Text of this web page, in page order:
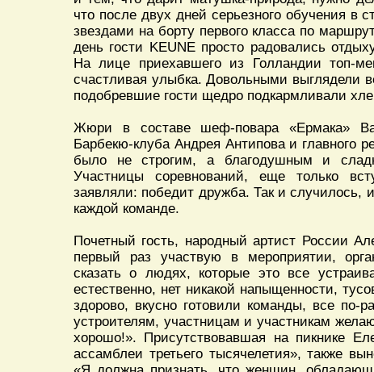
что после двух дней серьезного обучения в
звездами на борту первого класса по
день гости KEUNE просто радовались
На лице приехавшего из Голландии топ-
счастливая улыбка. Довольными выглядели
подобревшие гости щедро подкармливали
Жюри в составе шеф-повара «Ермака»
Барбекю-клуба Андрея Антипова и главного
было не строгим, а благодушным и
Участницы соревнований, еще только
заявляли: победит дружба. Так и случилось,
каждой команде.
Почетный гость, народный артист России
первый раз участвую в мероприятии,
сказать о людях, которые это все
естественно, нет никакой напыщенности,
здорово, вкусно готовили команды, все по-
устроителям, участницам и участникам
хорошо!». Присутствовавшая на пикнике
ассамблеи третьего тысячелетия», также